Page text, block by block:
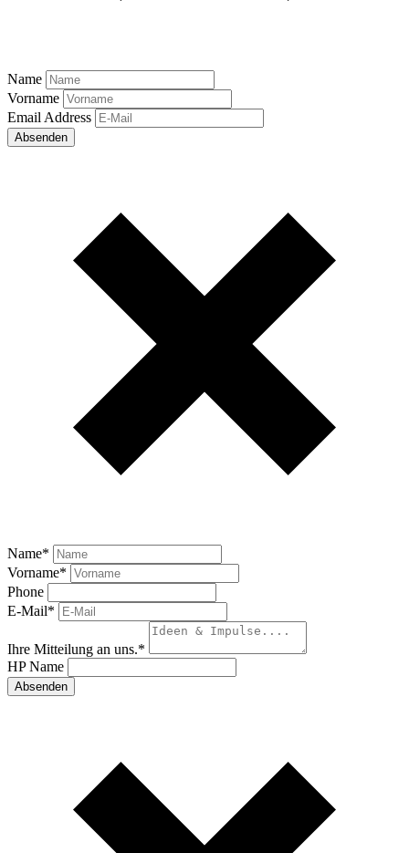
Name
Vorname
Email Address
Name*
Vorname*
Phone
E-Mail*
Ihre Mitteilung an uns.*
HP Name
Absenden